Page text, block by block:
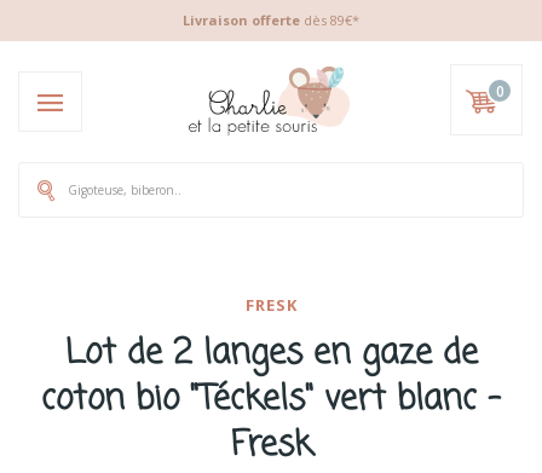
Livraison offerte dès 89€*
0
FRESK
Lot de 2 langes en gaze de
coton bio "Téckels" vert blanc -
Fresk